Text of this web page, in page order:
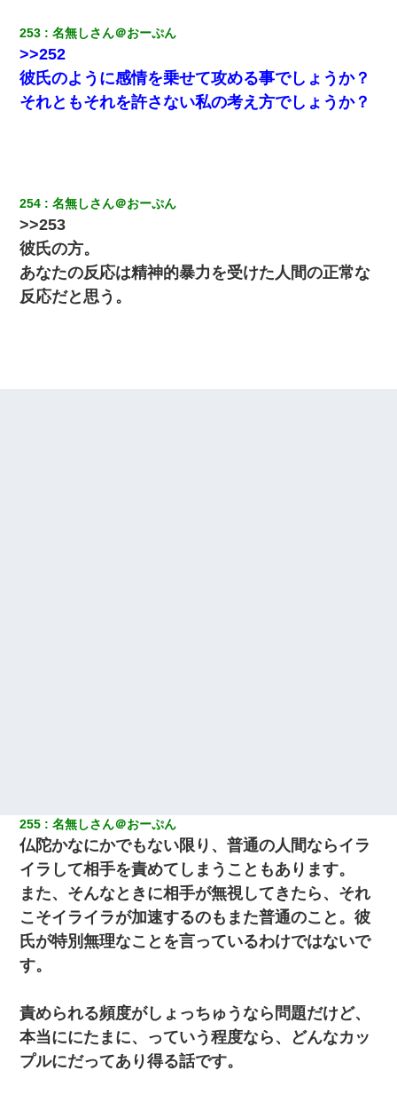
253 名無しさん＠おーぷん
>>252
彼氏のように感情を乗せて攻める事でしょうか？
それともそれを許さない私の考え方でしょうか？
254 名無しさん＠おーぷん
>>253
彼氏の方。
あなたの反応は精神的暴力を受けた人間の正常な
反応だと思う。
255 名無しさん＠おーぷん
仏陀かなにかでもない限り、普通の人間ならイラ
イラして相手を責めてしまうこともあります。
また、そんなときに相手が無視してきたら、それ
こそイライラが加速するのもまた普通のこと。彼
氏が特別無理なことを言っているわけではないで
す。
責められる頻度がしょっちゅうなら問題だけど、
本当ににたまに、っていう程度なら、どんなカッ
プルにだってあり得る話です。